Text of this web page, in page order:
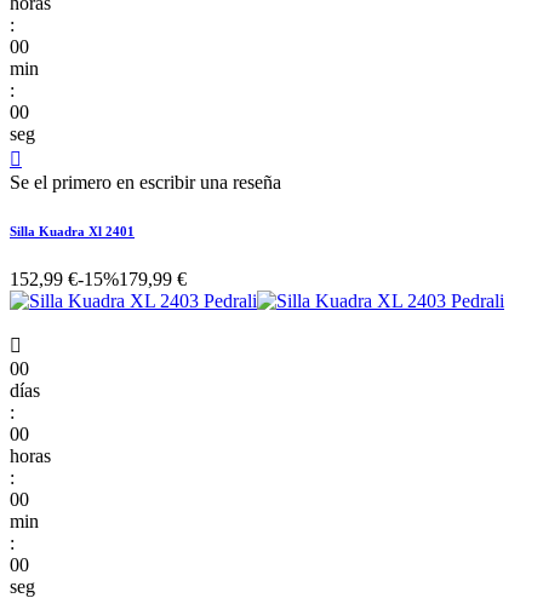
:
00
min
:
00
seg

Se el primero en escribir una reseña
Silla Kuadra Xl 2401
152,99 €-15%179,99 €

00
días
:
00
horas
:
00
min
:
00
seg